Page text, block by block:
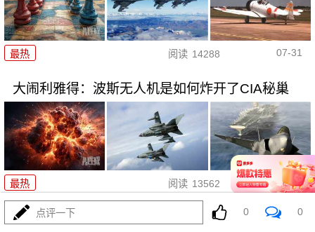
最热 阅读 14288 07-31
大闹利雅得：波斯无人机是如何炸开了CIA秘巢
最热 阅读 13562 07-31
导弹雨落，F35折翼：中东这盘
点评一下 0 0